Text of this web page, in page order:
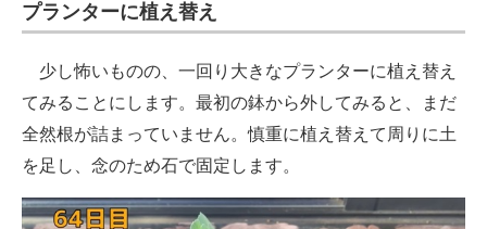
プランターに植え替え
少し怖いものの、一回り大きなプランターに植え替え
てみることにします。最初の鉢から外してみると、まだ
全然根が詰まっていません。慎重に植え替えて周りに土
を足し、念のため石で固定します。